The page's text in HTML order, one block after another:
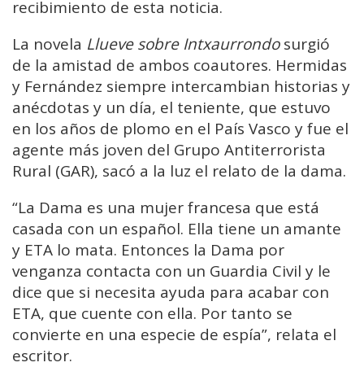
recibimiento de esta noticia.
La novela Llueve sobre Intxaurrondosurgió
de la amistad de ambos coautores. Hermidas
y Fernández siempre intercambian historias y
anécdotas y un día, el teniente, que estuvo
en los años de plomo en el País Vasco y fue el
agente más joven del Grupo Antiterrorista
Rural (GAR), sacó a la luz el relato de la dama.
“La Dama es una mujer francesa que está
casada con un español. Ella tiene un amante
y ETA lo mata. Entonces la Dama por
venganza contacta con un Guardia Civil y le
dice que si necesita ayuda para acabar con
ETA, que cuente con ella. Por tanto se
convierte en una especie de espía”, relata el
escritor.